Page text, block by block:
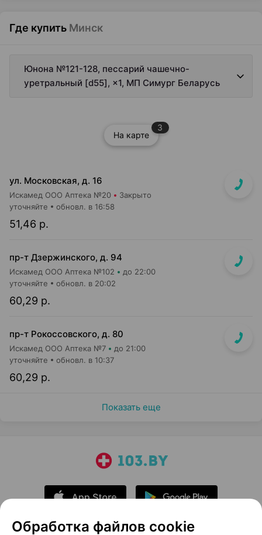
Где купить Минск
Юнона №121-128, пессарий чашечно-
уретральный [d55], ×1, МП Симург Беларусь
На карте
3
ул. Московская, д. 16
Искамед ООО Аптека №20 Закрыто
51,46 р.
уточняйте обновл. в 16:58
пр-т Дзержинского, д. 94
Искамед ООО Аптека №102 до 22:00
60,29 р.
уточняйте обновл. в 20:02
пр-т Рокоссовского, д. 80
Искамед ООО Аптека №7 до 21:00
60,29 р.
уточняйте обновл. в 10:37
Показать еще
Обработка файлов cookie